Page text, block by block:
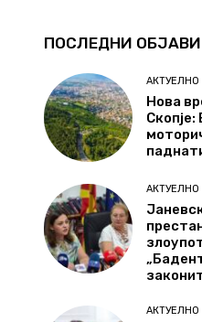
ПОСЛЕДНИ ОБЈАВИ
АКТУЕЛНО
Нова
Скопје:
АКТУЕЛНО
АКТУЕЛНО